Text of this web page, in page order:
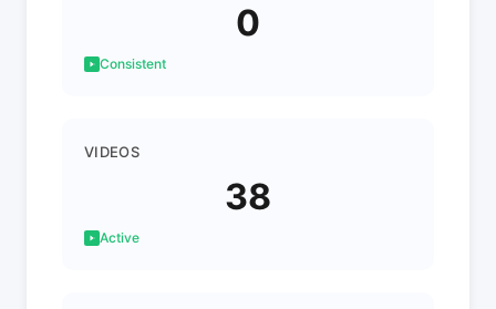
0
Consistent
VIDEOS
38
Active